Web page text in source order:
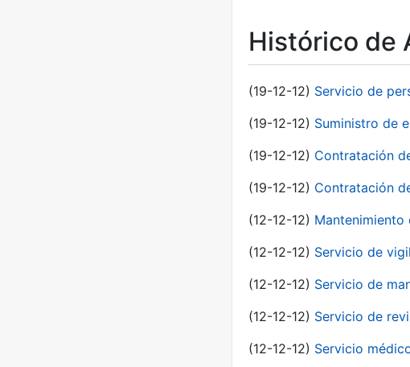
Histórico de
(19-12-12) Servicio de
(19-12-12) Suministro de
(19-12-12) Contratación
(19-12-12) Contratación
(12-12-12) Mantenimiento
(12-12-12) Servicio de
(12-12-12) Servicio de
(12-12-12) Servicio de
(12-12-12) Servicio